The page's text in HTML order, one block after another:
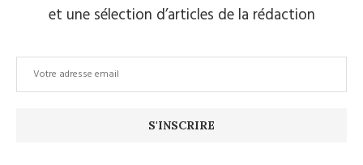
et une sélection d’articles de la rédaction